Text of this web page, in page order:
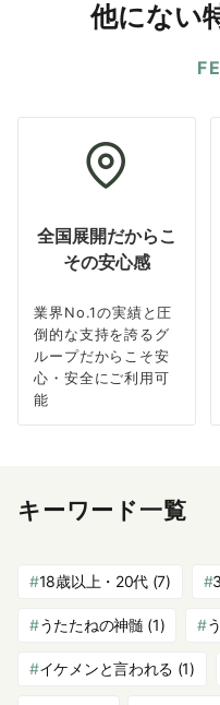
他にない
全国展開だからこ
その安心感
業界No.1の実績と圧
倒的な支持を誇るグ
ループだからこそ安
心・安全にご利用可
能
キーワード一覧
18歳以上・20代 (7)
うたたねの神髄 (1)
イケメンと言われる (1)